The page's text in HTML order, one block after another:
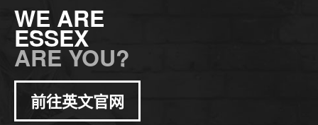
WE ARE
ESSEX
ARE YOU?
前往英文官网